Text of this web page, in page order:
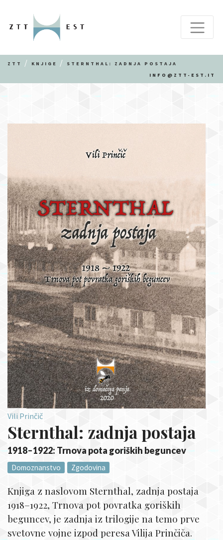
ZTT KNJIGE
STERNTHAL: ZADNJA POSTAJA
INFO@ZTT-EST.IT
Vili Prinčič
Sternthal: zadnja postaja
1918–1922: Trnova pota goriških beguncev
Domoznanstvo Zgodovina
Knjiga z naslovom Sternthal, zadnja postaja
1918–1922, Trnova pot povratka goriških
beguncev, je zadnja iz trilogije na temo prve
svetovne vojne izpod peresa Vilija Prinčiča.